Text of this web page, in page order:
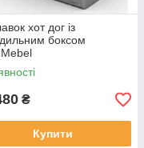
хот дог із
боксом
₴
Купити